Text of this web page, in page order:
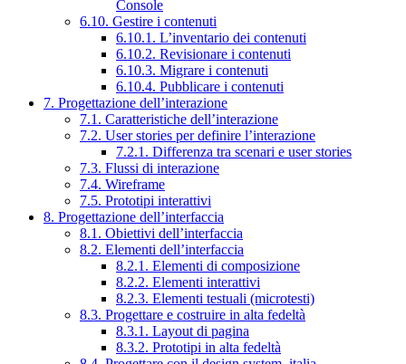
Console
6.10. Gestire i contenuti
6.10.1. L’inventario dei contenuti
6.10.2. Revisionare i contenuti
6.10.3. Migrare i contenuti
6.10.4. Pubblicare i contenuti
7. Progettazione dell’interazione
7.1. Caratteristiche dell’interazione
7.2. User stories per definire l’interazione
7.2.1. Differenza tra scenari e user stories
7.3. Flussi di interazione
7.4. Wireframe
7.5. Prototipi interattivi
8. Progettazione dell’interfaccia
8.1. Obiettivi dell’interfaccia
8.2. Elementi dell’interfaccia
8.2.1. Elementi di composizione
8.2.2. Elementi interattivi
8.2.3. Elementi testuali (microtesti)
8.3. Progettare e costruire in alta fedeltà
8.3.1. Layout di pagina
8.3.2. Prototipi in alta fedeltà